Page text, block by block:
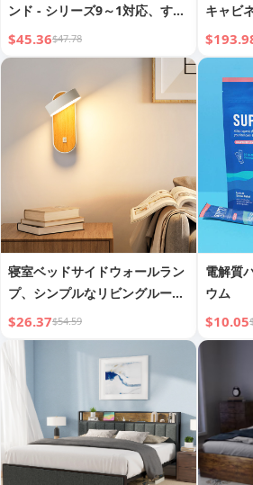
ンド - シリーズ9～1対応、すべ
てのサイズ対応、ナイトスタン
ドモード
$45.36$47.78
キャビ
寝室ベッドサイドウォールラン
プ、シンプルなリビングルーム
背景壁廊下ライト
$26.37$54.59
電解質
ウム
$10.05